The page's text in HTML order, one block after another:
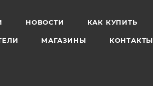
НОВОСТИ КАК КУПИТЬ
МАГАЗИНЫ КОНТАКТЫ